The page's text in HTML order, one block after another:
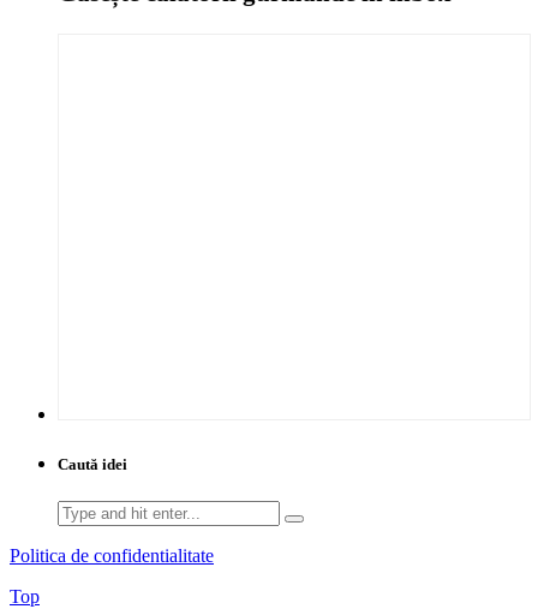
Caută idei
Search
for:
Politica de confidentialitate
Top